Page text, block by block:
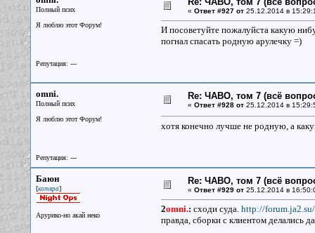
Полный псих
Я люблю этот Форум!
Репутация: ---
« Ответ #927 от25.12.2014 в
И посоветуйте пожалуйста какую
погнал спасать родную арулечку =)
omni.
Полный псих
Я люблю этот Форум!
Репутация: ---
Re: ЧАВО, том 7 (всё
« Ответ #928 от25.12.2014 в
хотя конечно лучше не родную, а
Баюн
[котяра]
Арурико-но акай неко
Re: ЧАВО, том 7 (всё
« Ответ #929 от25.12.2014 в
2omni.: сходи суда. http://
правда, сборки с клиентом делались